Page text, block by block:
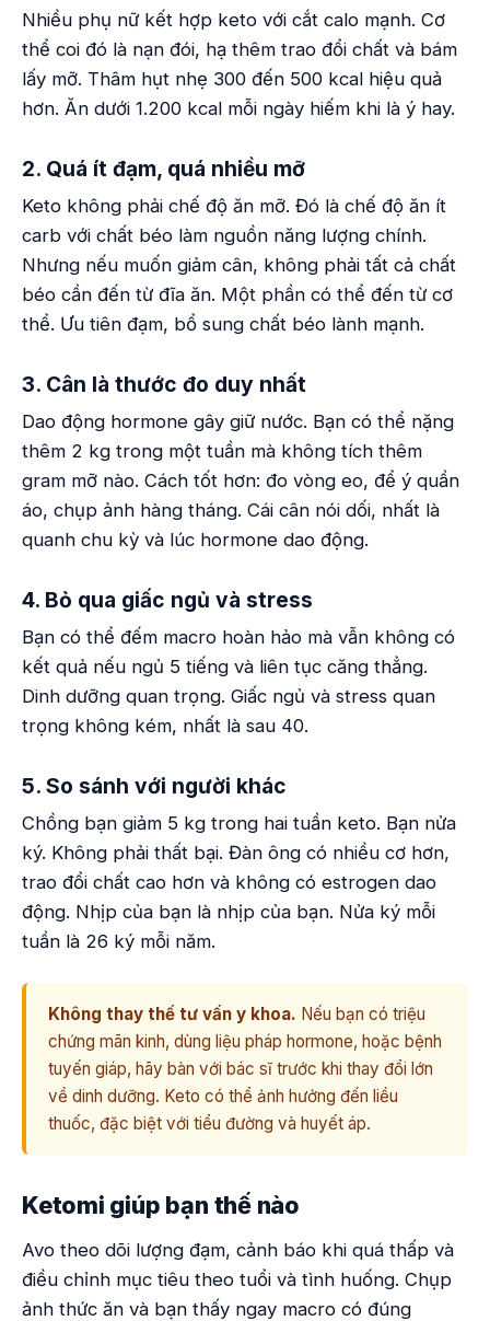
Nhiều phụ nữ kết hợp keto với cắt calo mạnh. Cơ
thể coi đó là nạn đói, hạ thêm trao đổi chất và bám
lấy mỡ. Thâm hụt nhẹ 300 đến 500 kcal hiệu quả
hơn. Ăn dưới 1.200 kcal mỗi ngày hiếm khi là ý hay.
2. Quá ít đạm, quá nhiều mỡ
Keto không phải chế độ ăn mỡ. Đó là chế độ ăn ít
carb với chất béo làm nguồn năng lượng chính.
Nhưng nếu muốn giảm cân, không phải tất cả chất
béo cần đến từ đĩa ăn. Một phần có thể đến từ cơ
thể. Ưu tiên đạm, bổ sung chất béo lành mạnh.
3. Cân là thước đo duy nhất
Dao động hormone gây giữ nước. Bạn có thể nặng
thêm 2 kg trong một tuần mà không tích thêm
gram mỡ nào. Cách tốt hơn: đo vòng eo, để ý quần
áo, chụp ảnh hàng tháng. Cái cân nói dối, nhất là
quanh chu kỳ và lúc hormone dao động.
4. Bỏ qua giấc ngủ và stress
Bạn có thể đếm macro hoàn hảo mà vẫn không có
kết quả nếu ngủ 5 tiếng và liên tục căng thẳng.
Dinh dưỡng quan trọng. Giấc ngủ và stress quan
trọng không kém, nhất là sau 40.
5. So sánh với người khác
Chồng bạn giảm 5 kg trong hai tuần keto. Bạn nửa
ký. Không phải thất bại. Đàn ông có nhiều cơ hơn,
trao đổi chất cao hơn và không có estrogen dao
động. Nhịp của bạn là nhịp của bạn. Nửa ký mỗi
tuần là 26 ký mỗi năm.
Không thay thế tư vấn y khoa. Nếu bạn có triệu
chứng mãn kinh, dùng liệu pháp hormone, hoặc bệnh
tuyến giáp, hãy bàn với bác sĩ trước khi thay đổi lớn
về dinh dưỡng. Keto có thể ảnh hưởng đến liều
thuốc, đặc biệt với tiểu đường và huyết áp.
Ketomi giúp bạn thế nào
Avo theo dõi lượng đạm, cảnh báo khi quá thấp và
điều chỉnh mục tiêu theo tuổi và tình huống. Chụp
ảnh thức ăn và bạn thấy ngay macro có đúng